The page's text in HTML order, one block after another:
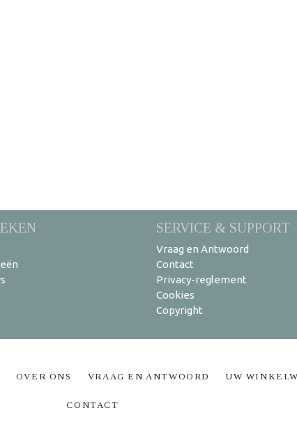
SERVICE & SUPPORT
Vraag en Antwoord
Contact
Privacy-reglement
Cookies
Copyright
OVER ONS VRAAG EN ANTWOORD UW
CONTACT